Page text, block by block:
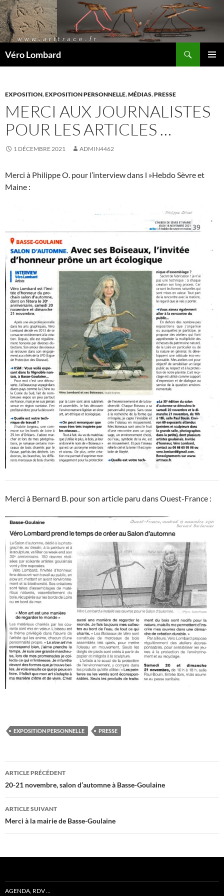
Véro Lombard
EXPOSITION,EXPOSITION PERSONNELLE,MÉDIAS,PRESSE
MERCI AUX JOURNALISTES
POUR LES ARTICLES …
1 DÉCEMBRE 2021 ADMIN4462
Merci à Philippe O. pour l’interview dans l »Hebdo Sèvre et
Maine :
Merci à Bernard B. pour son article paru dans Ouest-France :
EXPOSITION PERSONNELLE PRESSE
Navigation
des
articles
ARTICLE PRÉCÉDENT
20-21 novembre, salon d’automne à Basse-Goulaine
ARTICLE SUIVANT
Merci à la mairie de Basse-Goulaine
AGENDA, RDV …